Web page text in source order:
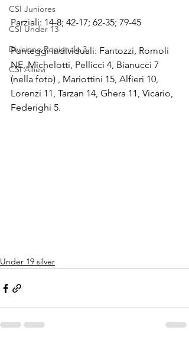
CSI Juniores
CSI Under 13
Divisione Regionale 3
CSI Allievi
Parziali: 14-8; 42-17; 62-35; 79-45
Punteggi individuali: Fantozzi, Romoli
NE, Michelotti, Pellicci 4, Bianucci 7
(nella foto) , Mariottini 15, Alfieri 10,
Lorenzi 11, Tarzan 14, Ghera 11, Vicario,
Federighi 5.
Under 19 silver